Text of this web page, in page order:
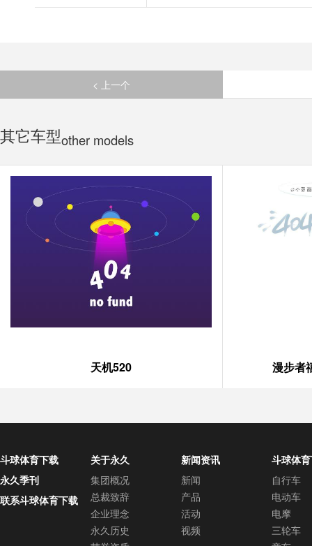
< 上一个
其它车型other models
天机520 漫步者
斗球体育下载
永久季刊
联系斗球体育下载
关于永久
集团概况
总裁致辞
企业理念
永久历史
新闻资讯
新闻
产品
活动
视频
斗球体
中心
自行车
电动车
电摩
三轮车